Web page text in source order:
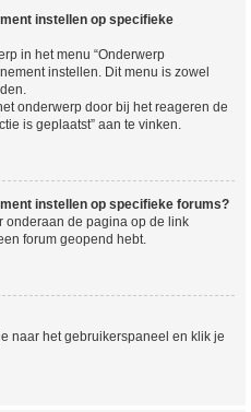
instellen op specifieke
in het menu “Onderwerp
instellen. Dit menu is zowel
onderwerp door bij het reageren de
is geplaatst” aan te vinken.
instellen op specifieke forums?
onderaan de pagina op de link
forum geopend hebt.
naar het gebruikerspaneel en klik je